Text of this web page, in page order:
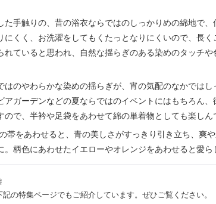
た手触りの、昔の浴衣ならではのしっかりめの綿地で
にくく、お洗濯をしてもくたっとなりにくいので、長
れていると思われ、自然な揺らぎのある染めのタッチ
はのやわらかな染めの揺らぎが、宵の気配のなかでは
アガーデンなどの夏ならではのイベントにはもちろん
ので、半衿や足袋をあわせて綿の単着物としても楽しん
帯をあわせると、青の美しさがすっきり引き立ち、爽
。柄色にあわせたイエローやオレンジをあわせると愛ら
の特集ページでもご紹介しています。ぜひご覧ください。